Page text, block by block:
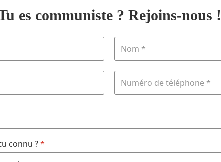
es communiste ? Rejoins-nous !
connu ?*